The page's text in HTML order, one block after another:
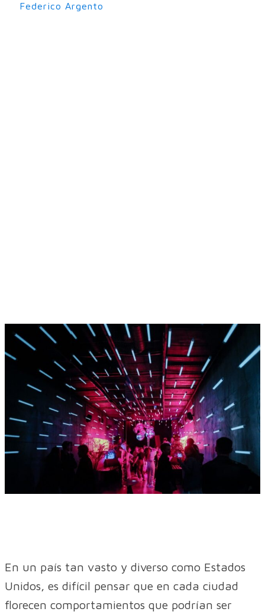
Federico Argento
En un país tan vasto y diverso como Estados
Unidos, es difícil pensar que en cada ciudad
florecen comportamientos que podrían ser